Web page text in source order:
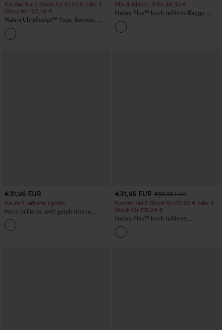
Kaufen Sie 2 Stück für 61,54 € oder 4
Stück für 123,08 €.
Halara UltraSculpt™ Yoga-Bootcut-
Leggings mit hoher Taille,
bauchformender Unterstützung und
Tasche
Mix & Match: 3 für 88,30 €
Halara Flex™ hoch taillierte Baggy-
Jeans mit Taschen, weitem Bein,
stonewashed, lässig
€31,95 EUR
Kaufe 2, erhalte 1 gratis
Hoch taillierte, weit geschnittene
Freizeithose aus Leinenmischung mit
Kordelzug und Taschen
€31,95 EUR €35,95 EUR
Kaufen Sie 2 Stück für 52,62 € oder 4
Stück für 105,24 €.
Halara Flex™ hoch taillierte,
figurformende Arbeitshose, die die Taille
schmaler wirken lässt, mit Taschen,
weitem Bein und Mikro-Waffelstruktur